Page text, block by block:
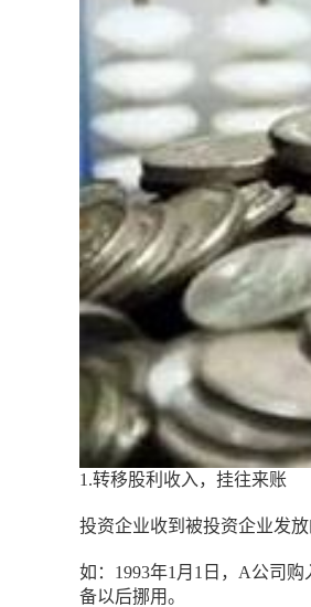
1.转移股利收入，挂往来账
投资企业收到被投资企业发
如：1993年1月1日，A公司
备以后挪用。